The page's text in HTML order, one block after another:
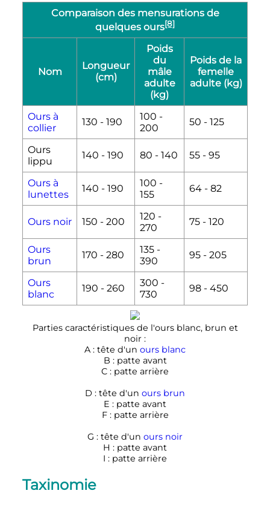
Comparaison des mensurations de
quelques ours[8]
Nom
Longueur
(cm)
Poids
du
mâle
adulte
(kg)
Poids de la
femelle
adulte (kg)
Ours à
collier
130 - 190
100 -
200
50 - 125
Ours
lippu
140 - 190 80 - 140 55 - 95
Ours à
lunettes
140 - 190
100 -
155
64 - 82
Ours noir 150 - 200
120 -
270
75 - 120
Ours
brun
170 - 280
135 -
390
95 - 205
Ours
blanc
190 - 260
300 -
730
98 - 450
Parties caractéristiques de l'ours blanc, brun et
noir :
A : tête d'un ours blanc
B : patte avant
C : patte arrière
D : tête d'un ours brun
E : patte avant
F : patte arrière
G : tête d'un ours noir
H : patte avant
I : patte arrière
Taxinomie